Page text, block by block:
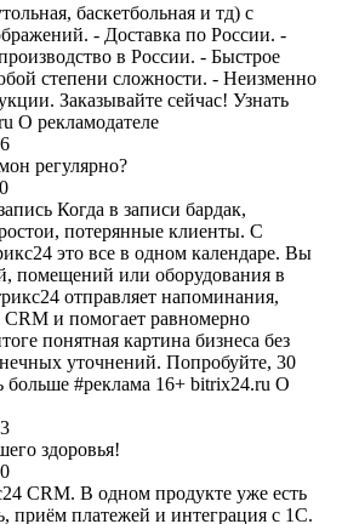
баскетбольная и тд) с
- Доставка по России. -
в России. - Быстрое
степени сложности. - Неизменно
Заказывайте сейчас! Узнать
О рекламодателе
регулярно?
Когда в записи бардак,
потерянные клиенты. C
это все в одном календаре. Вы
помещений или оборудования в
отправляет напоминания,
CRM и помогает равномерно
понятная картина бизнеса без
уточнений. Попробуйте, 30
больше #реклама 16+ bitrix24.ru О
здоровья!
CRM. В одном продукте уже есть
приём платежей и интеграция с 1С.